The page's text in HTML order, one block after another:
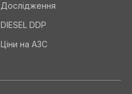
Дослідження
DIESEL DDP
Ціни на АЗС